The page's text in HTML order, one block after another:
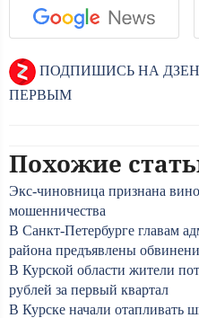
ПОДПИШИСЬ НА
ПЕРВЫМ
Похожие
Экс-чиновница признана
мошенничества
В Санкт-Петербурге главам
района предъявлены
В Курской области жители
рублей за первый квартал
В Курске начали отапливать